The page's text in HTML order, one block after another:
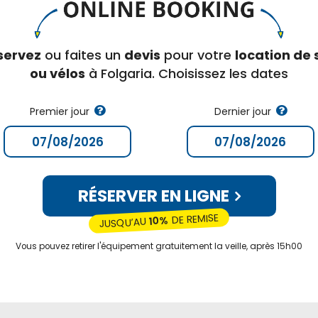
ou faites un devis pour votre location de
ou vélos à Folgaria. Choisissez les dates
Premier jour Dernier jour
RÉSERVER EN LIGNE
JUSQU’AU10% DE REMISE
Vous pouvez retirer l'équipement gratuitement la veille, après 15h00